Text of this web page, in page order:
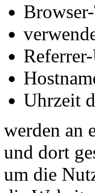
Uhrzeit
werden an
und dort
um die